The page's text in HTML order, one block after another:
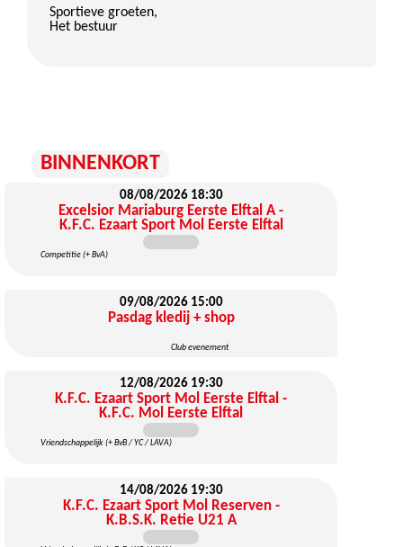
Sportieve groeten,
Het bestuur
BINNENKORT
08/08/2026 18:30
Excelsior Mariaburg Eerste Elftal A -
K.F.C. Ezaart Sport Mol Eerste Elftal
Competitie (+ BvA)
09/08/2026 15:00
Pasdag kledij + shop
Club evenement
12/08/2026 19:30
K.F.C. Ezaart Sport Mol Eerste Elftal -
K.F.C. Mol Eerste Elftal
Vriendschappelijk (+ BvB / YC / LAVA)
14/08/2026 19:30
K.F.C. Ezaart Sport Mol Reserven -
K.B.S.K. Retie U21 A